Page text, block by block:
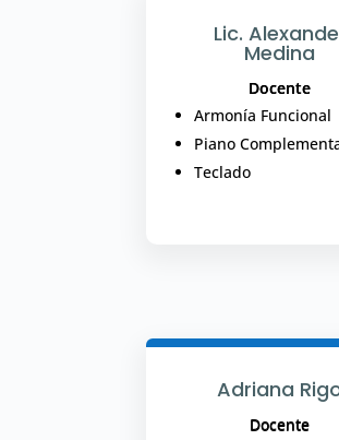
Lic.
Medina
Docente
Armonía Funcional
Piano
Teclado
Adriana
Docente